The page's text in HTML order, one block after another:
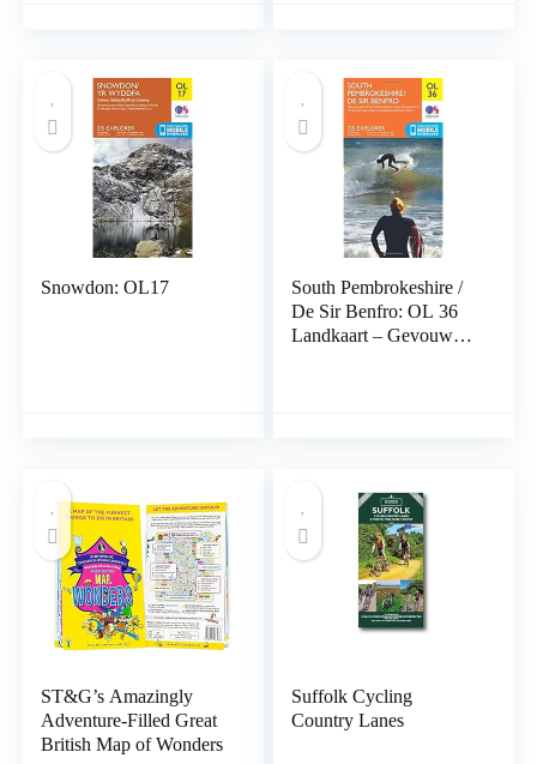
Snowdon: OL17
South Pembrokeshire /
De Sir Benfro: OL 36
Landkaart – Gevouwen
ST&G’s Amazingly
Adventure-Filled Great
British Map of Wonders
Suffolk Cycling
Country Lanes